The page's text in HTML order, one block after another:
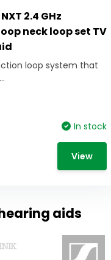
2.4 GHz
neck loop set TV
loop system that
In stock
View
aids